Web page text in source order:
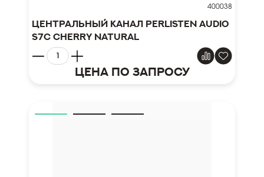
400038
Центральный канал Perlisten Audio
S7c Cherry Natural
Цена по запросу